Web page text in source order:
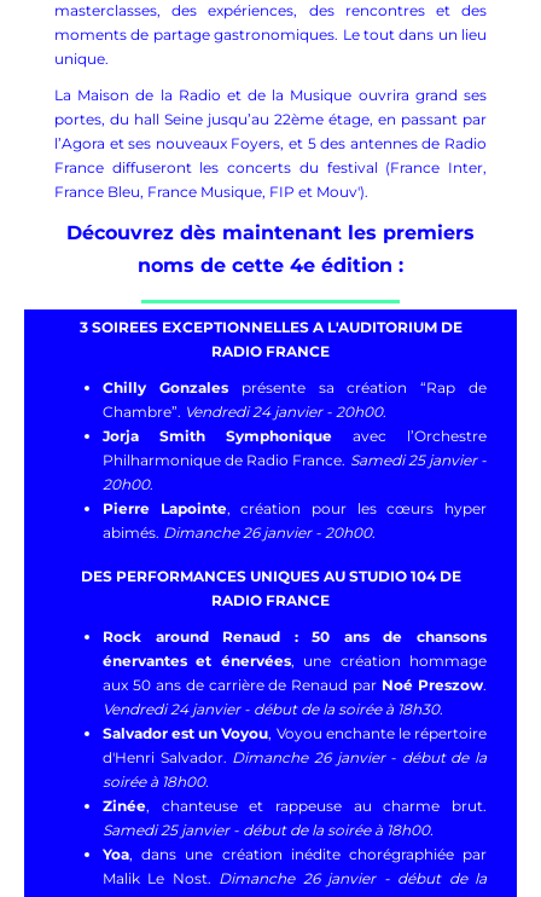
masterclasses, des expériences, des rencontres et des
moments de partage gastronomiques. Le tout dans un lieu
unique.
La Maison de la Radio et de la Musique ouvrira grand ses
portes, du hall Seine jusqu’au 22ème étage, en passant par
l’Agora et ses nouveaux Foyers, et 5 des antennes de Radio
France diffuseront les concerts du festival (France Inter,
France Bleu, France Musique, FIP et Mouv').
Découvrez dès maintenant les premiers
noms de cette 4e édition :
3 SOIREES EXCEPTIONNELLES A L'AUDITORIUM DE
RADIO FRANCE
Chilly Gonzales
présente sa création “Rap de
Chambre”. Vendredi 24 janvier - 20h00.
Jorja Smith Symphonique avec l’Orchestre
Philharmonique de Radio France. Samedi 25 janvier -
20h00.
Pierre Lapointe, création pour les cœurs hyper
abimés. Dimanche 26 janvier - 20h00.
DES PERFORMANCES UNIQUES AU STUDIO 104 DE
RADIO FRANCE
Rock around Renaud : 50 ans de chansons
énervantes et énervées, une création hommage
aux 50 ans de carrière de Renaud par Noé Preszow.
Vendredi 24 janvier - début de la soirée à 18h30.
Salvador est un Voyou, Voyou enchante le répertoire
d'Henri Salvador. Dimanche 26 janvier - début de la
soirée à 18h00.
Zinée, chanteuse et rappeuse au charme brut.
Samedi 25 janvier - début de la soirée à 18h00.
Yoa, dans une création inédite chorégraphiée par
Malik Le Nost. Dimanche 26 janvier - début de la